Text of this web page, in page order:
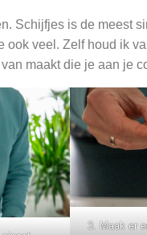
Schijfjes is de meest
veel. Zelf houd ik
maakt die je aan je
3. Maak er